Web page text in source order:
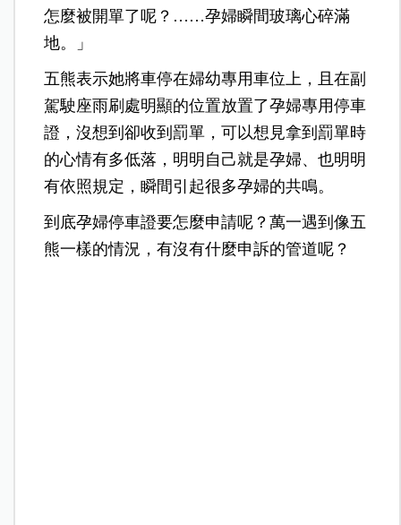
怎麼被開單了呢？……孕婦瞬間玻璃心碎滿
地。」
五熊表示她將車停在婦幼專用車位上，且在副
駕駛座雨刷處明顯的位置放置了孕婦專用停車
證，沒想到卻收到罰單，可以想見拿到罰單時
的心情有多低落，明明自己就是孕婦、也明明
有依照規定，瞬間引起很多孕婦的共鳴。
到底孕婦停車證要怎麼申請呢？萬一遇到像五
熊一樣的情況，有沒有什麼申訴的管道呢？